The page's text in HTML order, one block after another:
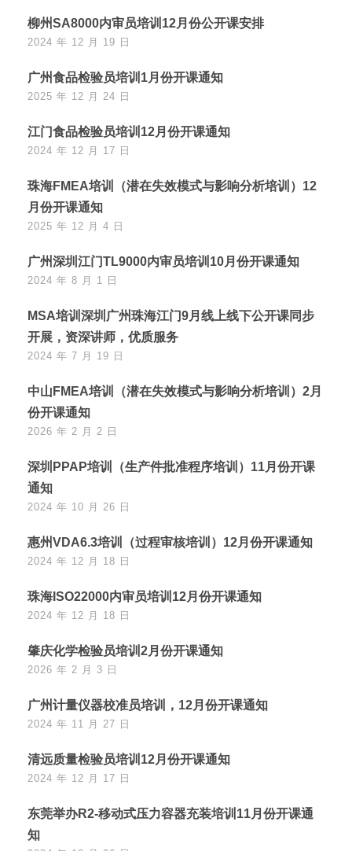
柳州SA8000内审员培训12月份公开课安排
2024 年 12 月 19 日
广州食品检验员培训1月份开课通知
2025 年 12 月 24 日
江门食品检验员培训12月份开课通知
2024 年 12 月 17 日
珠海FMEA培训（潜在失效模式与影响分析培训）12
月份开课通知
2025 年 12 月 4 日
广州深圳江门TL9000内审员培训10月份开课通知
2024 年 8 月 1 日
MSA培训深圳广州珠海江门9月线上线下公开课同步
开展，资深讲师，优质服务
2024 年 7 月 19 日
中山FMEA培训（潜在失效模式与影响分析培训）2月
份开课通知
2026 年 2 月 2 日
深圳PPAP培训（生产件批准程序培训）11月份开课
通知
2024 年 10 月 26 日
惠州VDA6.3培训（过程审核培训）12月份开课通知
2024 年 12 月 18 日
珠海ISO22000内审员培训12月份开课通知
2024 年 12 月 18 日
肇庆化学检验员培训2月份开课通知
2026 年 2 月 3 日
广州计量仪器校准员培训，12月份开课通知
2024 年 11 月 27 日
清远质量检验员培训12月份开课通知
2024 年 12 月 17 日
东莞举办R2-移动式压力容器充装培训11月份开课通
知